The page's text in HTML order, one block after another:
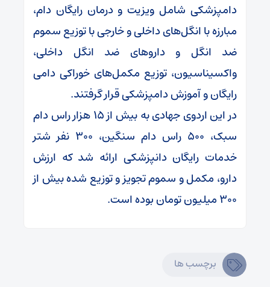
دامپزشکی شامل ویزیت و درمان رایگان دام،
مبارزه با انگل‌های داخلی و خارجی با توزیع سموم
ضد انگل و دارو‌های ضد انگل داخلی،
واکسیناسیون، توزیع مکمل‌های خوراکی دامی
رایگان و آموزش دامپزشکی قرار گرفتند.
در این اردوی جهادی به بیش از ۱۵ هزار راس دام
سبک، ۵۰۰ راس دام سنگین، ۳۰۰ نفر شتر
خدمات رایگان دانپزشکی ارائه شد که ارزش
دارو، مکمل و سموم تجویز و توزیع شده بیش از
۳۰۰ میلیون تومان بوده است.
برچسب ها